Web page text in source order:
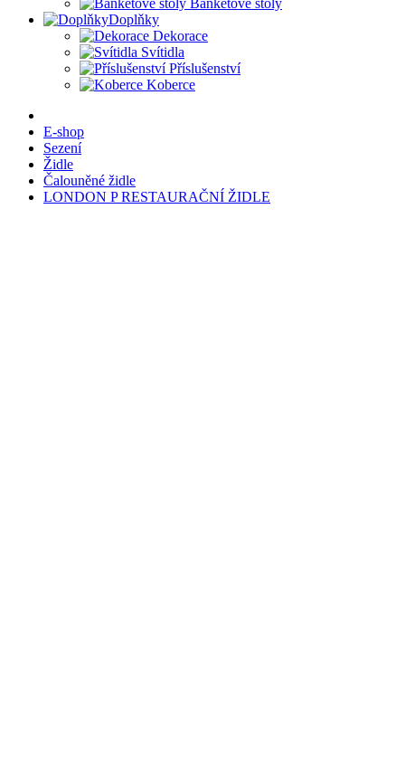
Banketové stoly
Doplňky
Dekorace
Svítidla
Příslušenství
Koberce
E-shop
Sezení
Židle
Čalouněné židle
LONDON P RESTAURAČNÍ ŽIDLE